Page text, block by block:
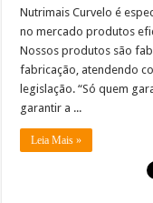
Nutrimais Curvelo é
no mercado produtos
Nossos produtos são
fabricação, atendendo
legislação. “Só quem
garantir a ...
Leia Mais »